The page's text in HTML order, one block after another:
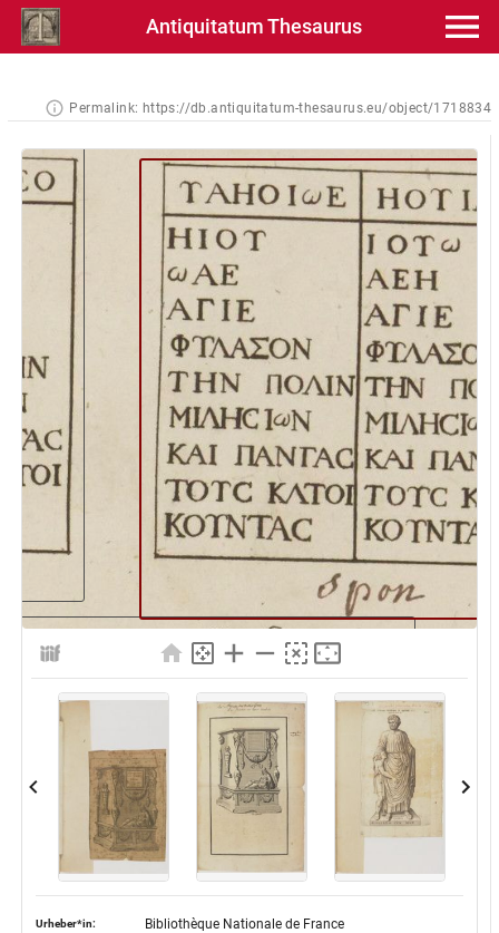
Antiquitatum Thesaurus
Permalink: https://db.antiquitatum-thesaurus.eu/object/1718834
Urheber*in: Bibliothèque Nationale de France